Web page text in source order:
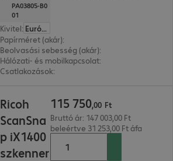
PA03805-B0
01
Kivitel:
Európa
Papírméret (akár):
Beolvasási sebesség (akár):
Hálózati- és mobilkapcsolat:
Csatlakozások:
Ricoh
ScanSna
p iX1400
szkenner
115 750,00 Ft
Bruttó ár: 147 003,00 Ft
beleértve 31 253,00 Ft áfa